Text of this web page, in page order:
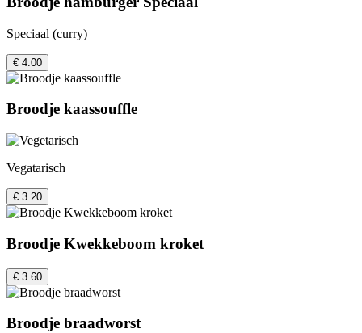
Speciaal (curry)
€ 4.00
Broodje kaassouffle
Vegatarisch
€ 3.20
Broodje Kwekkeboom kroket
€ 3.60
Broodje braadworst